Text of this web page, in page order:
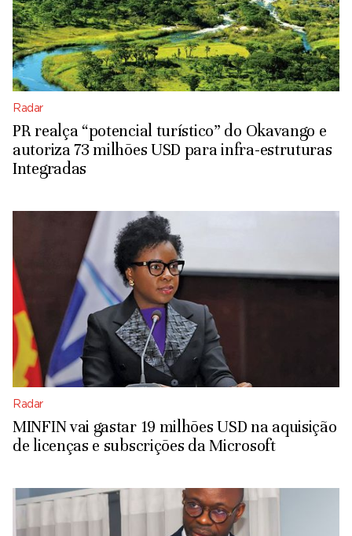
Radar
PR realça “potencial turístico” do Okavango e
autoriza 73 milhões USD para infra-estruturas
Integradas
Radar
MINFIN vai gastar 19 milhões USD na aquisição
de licenças e subscrições da Microsoft